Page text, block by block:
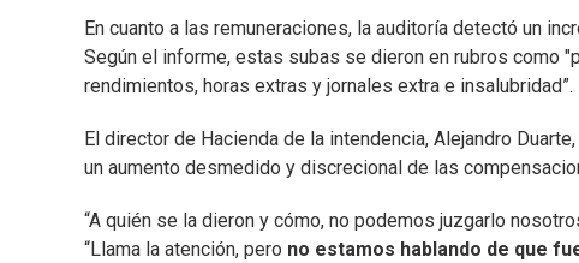
En cuanto a las remuneraciones, la auditoría detectó un
Según el informe, estas subas se dieron en rubros como
rendimientos, horas extras y jornales extra e insalubridad”.
El director de Hacienda de la intendencia, Alejandro
un aumento desmedido y discrecional de las
“A quién se la dieron y cómo, no podemos juzgarlo
“Llama la atención, pero no estamos hablando de que